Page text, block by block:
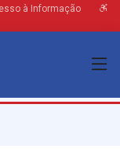
à Informação